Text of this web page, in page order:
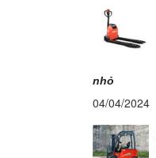
nhỏ
04/04/2024